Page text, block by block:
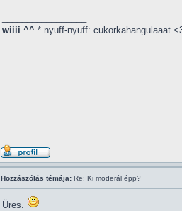
wiiii ^^ * nyuff-nyuff: cukorkahangulaaat
Hozzászólás témája: Re: Ki moderál épp?
Üres.